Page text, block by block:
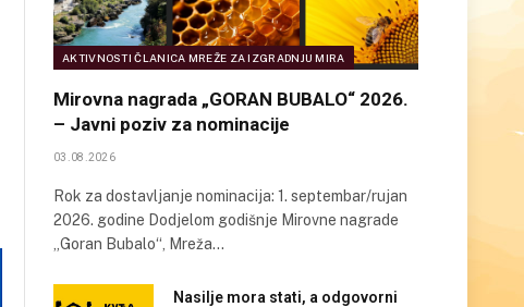
AKTIVNOSTI ČLANICA MREŽE ZA IZGRADNJU MIRA
Mirovna nagrada „GORAN BUBALO“ 2026.
– Javni poziv za nominacije
03.08.2026
Rok za dostavljanje nominacija: 1. septembar/rujan
2026. godine Dodjelom godišnje Mirovne nagrade
„Goran Bubalo“, Mreža…
Nasilje mora stati, a odgovorni